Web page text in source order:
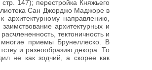
147); перестройка Княжьего
Сан Джорджо Маджоре в
направлению,
архитектурных и
тектоничность и
приемы Брунеллеско. В
и разнообразию декора. То
не как зодчий, а скорее как